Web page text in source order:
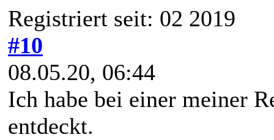
Registriert seit: 02 2019
#10
08.05.20, 06:44
Ich habe bei einer meiner
entdeckt.